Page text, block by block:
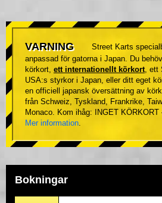
VARNING
Street Karts
anpassad för gatorna i Japan. Du
körkort, ett internationellt körkort ,
USA:s styrkor i Japan, eller ditt eget
en officiell japansk översättning av
från Schweiz, Tyskland, Frankrike,
Monaco. Kom ihåg: INGET
Mer information
Bokningar